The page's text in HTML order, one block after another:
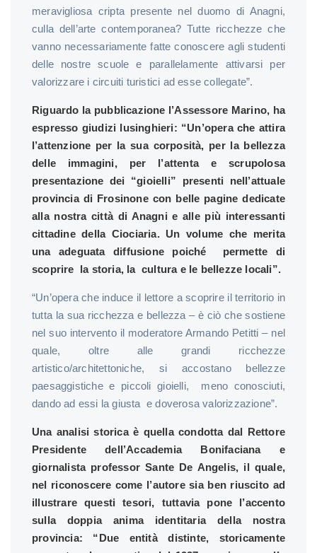
meravigliosa cripta presente nel duomo di Anagni,
culla dell’arte contemporanea? Tutte ricchezze che
vanno necessariamente fatte conoscere agli studenti
delle nostre scuole e parallelamente attivarsi per
valorizzare i circuiti turistici ad esse collegate”.
Riguardo la pubblicazione l’Assessore Marino, ha
espresso giudizi lusinghieri: “Un’opera che attira
l’attenzione per la sua corposità, per la bellezza
delle immagini, per l’attenta e scrupolosa
presentazione dei “gioielli” presenti nell’attuale
provincia di Frosinone con belle pagine dedicate
alla nostra città di Anagni e alle più interessanti
cittadine della Ciociaria. Un volume che merita
una adeguata diffusione poiché permette di
scoprire la storia, la cultura e le bellezze locali”.
“Un’opera che induce il lettore a scoprire il territorio in
tutta la sua ricchezza e bellezza – è ciò che sostiene
nel suo intervento il moderatore Armando Petitti – nel
quale, oltre alle grandi ricchezze
artistico/architettoniche, si accostano bellezze
paesaggistiche e piccoli gioielli, meno conosciuti,
dando ad essi la giusta e doverosa valorizzazione”.
Una analisi storica è quella condotta dal Rettore
Presidente dell’Accademia Bonifaciana e
giornalista professor Sante De Angelis, il quale,
nel riconoscere come l’autore sia ben riuscito ad
illustrare questi tesori, tuttavia pone l’accento
sulla doppia anima identitaria della nostra
provincia: “Due entità distinte, storicamente